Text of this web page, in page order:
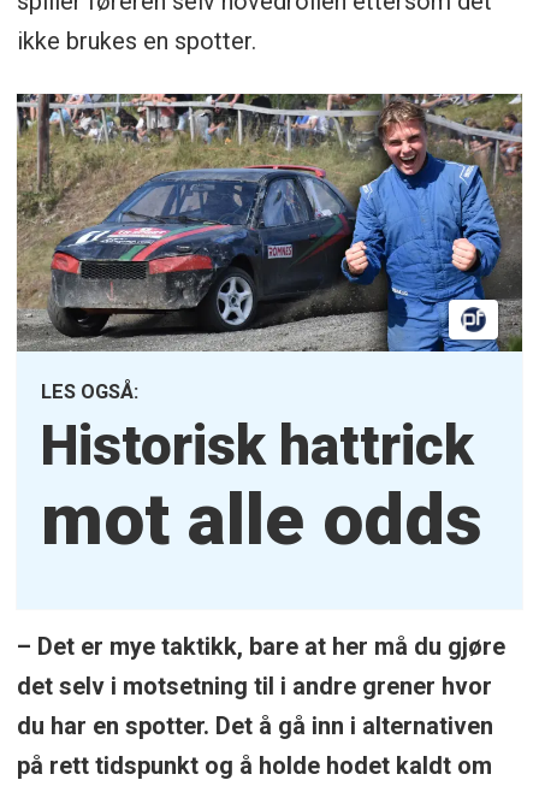
ikke brukes en spotter.
LES OGSÅ:
Historisk hattrick
mot alle odds
– Det er mye taktikk, bare at her må du gjøre
det selv i motsetning til i andre grener hvor
du har en spotter. Det å gå inn i alternativen
på rett tidspunkt og å holde hodet kaldt om